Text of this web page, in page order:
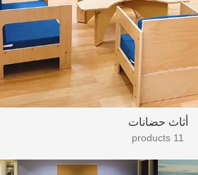
أثاث حضانات
11 products